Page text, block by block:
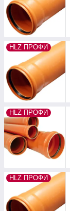
HLZ ПРОФИ
HLZ ПРОФИ
HLZ ПРОФИ